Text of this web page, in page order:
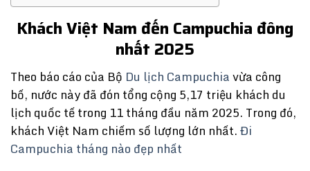
Khách Việt Nam đến Campuchia đông
nhất 2025
Theo báo cáo của Bộ Du lịch Campuchiavừa công
bố, nước này đã đón tổng cộng 5,17 triệu khách du
lịch quốc tế trong 11 tháng đầu năm 2025. Trong đó,
khách Việt Nam chiếm số lượng lớn nhất.Đi
Campuchia tháng nào đẹp nhất